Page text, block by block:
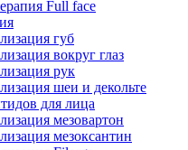
Full face
губ
вокруг глаз
рук
шеи и декольте
для лица
мезовартон
мезоксантин